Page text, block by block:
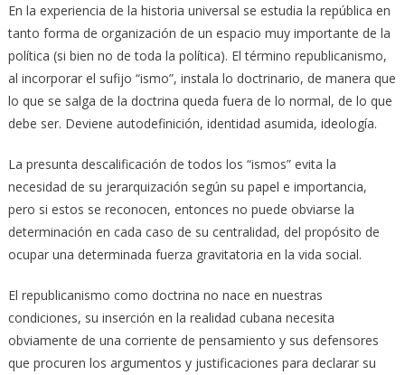
En la experiencia de la historia universal se estudia la república en
tanto forma de organización de un espacio muy importante de la
política (si bien no de toda la política). El término republicanismo,
al incorporar el sufijo “ismo”, instala lo doctrinario, de manera que
lo que se salga de la doctrina queda fuera de lo normal, de lo que
debe ser. Deviene autodefinición, identidad asumida, ideología.
La presunta descalificación de todos los “ismos” evita la
necesidad de su jerarquización según su papel e importancia,
pero si estos se reconocen, entonces no puede obviarse la
determinación en cada caso de su centralidad, del propósito de
ocupar una determinada fuerza gravitatoria en la vida social.
El republicanismo como doctrina no nace en nuestras
condiciones, su inserción en la realidad cubana necesita
obviamente de una corriente de pensamiento y sus defensores
que procuren los argumentos y justificaciones para declarar su